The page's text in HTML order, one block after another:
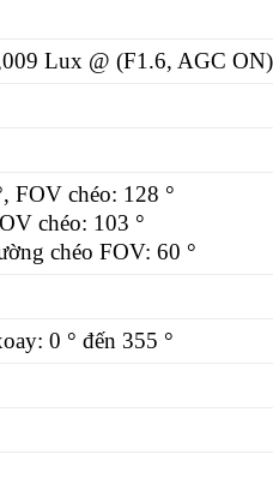
Lux @ (F1.6, AGC ON)
FOV chéo: 128 °
chéo: 103 °
chéo FOV: 60 °
0 ° đến 355 °